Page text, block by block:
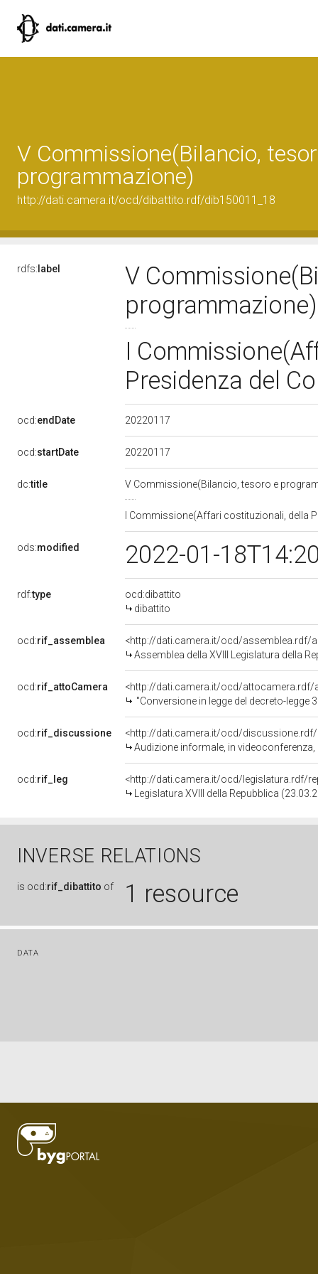
V Commissione(Bilancio,
programmazione)
http://dati.camera.it/ocd/dibattito.rdf/dib150011_18
rdfs: label
V
I
Presidenza del
ocd:endDate 20220117
ocd:startDate 20220117
dc:title V Commissione(Bilancio, tesoro e
I Commissione(Affari costituzionali, della
ods:modified 2022-01-
rdf:type
ocd:dibattito
dibattito
ocd:rif_assemblea
<http://dati.camera.it/ocd/assemblea.rdf/
Assemblea della XVIII Legislatura della
ocd:rif_attoCamera
<http://dati.camera.it/ocd/attocamera.rdf/
"Conversione in legge del decreto-legge 30
ocd:rif_discussione
<http://dati.camera.it/ocd/discussione.rdf/
Audizione informale, in videoconferenza, di rappresentanti di ASSTRA -
ocd:rif_leg
<http://dati.camera.it/ocd/legislatura.rdf/
Legislatura XVIII della Repubblica
INVERSE RELATIONS
is ocd:rif_dibattito of 1 resource
DATA